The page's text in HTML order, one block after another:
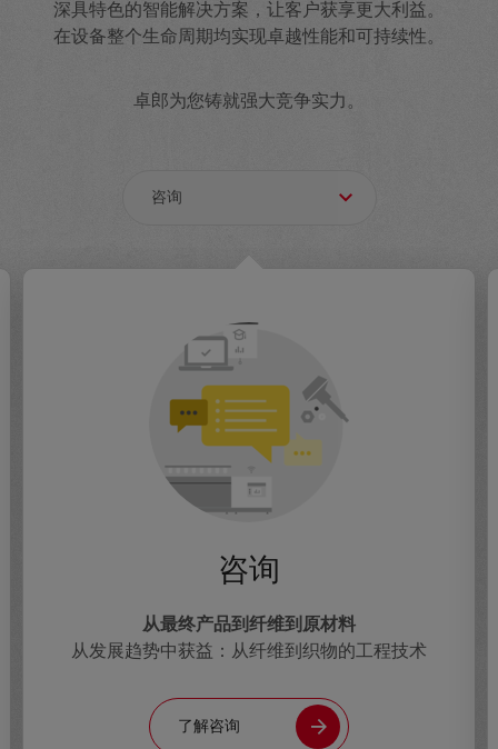
深具特色的智能解决方案，让客户获享更大利益。
在设备整个生命周期均实现卓越性能和可持续性。
卓郎为您铸就强大竞争实力。
咨询
从最终产品到纤维到原材料
从发展趋势中获益：从纤维到织物的工程技术
了解咨询